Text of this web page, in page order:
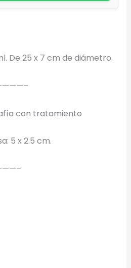
Previas
explorar tus archivos
transparente.
De 25 x 7 cm de diámetro.
con tratamiento
5 x 2.5 cm.